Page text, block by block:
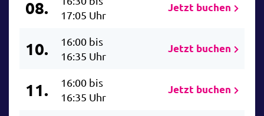
08.
17:05 Uhr
Jetzt buchen
10.
16:00 bis
16:35 Uhr
Jetzt buchen
11.
16:00 bis
16:35 Uhr
Jetzt buchen